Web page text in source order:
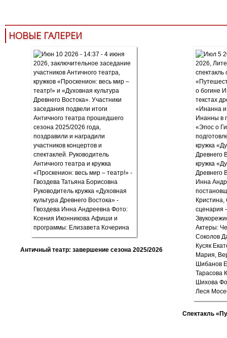
НОВЫЕ ГАЛЕРЕИ
Античный театр: завершение сезона 2025/2026
Спектакль